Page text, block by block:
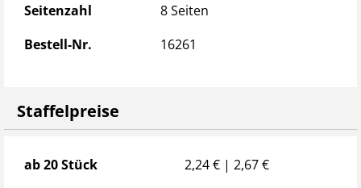
Seitenzahl
8 Seiten
Bestell-Nr.
16261
Staffelpreise
Staffelpreise
ab 20 Stück
2,24 € | 2,67 €